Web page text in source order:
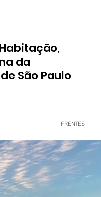
da
São Paulo
FRENTES